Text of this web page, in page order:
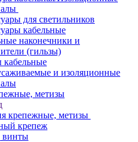
для светильников
кабельные
наконечники и
(гильзы)
и изоляционные
метизы
крепежные, метизы
крепеж
винты